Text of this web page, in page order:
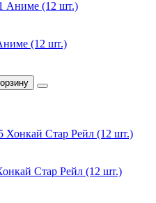
(12 шт.)
Стар Рейл (12 шт.)